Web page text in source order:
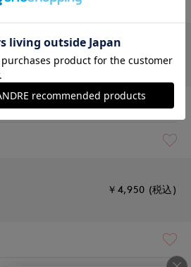
ー ￥4,950 (税込)
￥4,950 (税込)